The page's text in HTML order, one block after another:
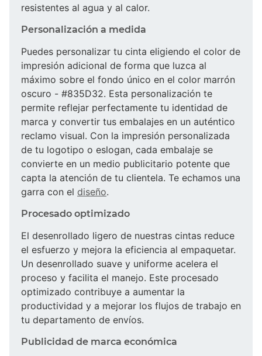
resistentes al agua y al calor.
Personalización a medida
Puedes personalizar tu cinta eligiendo el color de
impresión adicional de forma que luzca al
máximo sobre el fondo único en el color marrón
oscuro - #835D32. Esta personalización te
permite reflejar perfectamente tu identidad de
marca y convertir tus embalajes en un auténtico
reclamo visual. Con la impresión personalizada
de tu logotipo o eslogan, cada embalaje se
convierte en un medio publicitario potente que
capta la atención de tu clientela. Te echamos una
garra con el diseño.
Procesado optimizado
El desenrollado ligero de nuestras cintas reduce
el esfuerzo y mejora la eficiencia al empaquetar.
Un desenrollado suave y uniforme acelera el
proceso y facilita el manejo. Este procesado
optimizado contribuye a aumentar la
productividad y a mejorar los flujos de trabajo en
tu departamento de envíos.
Publicidad de marca económica